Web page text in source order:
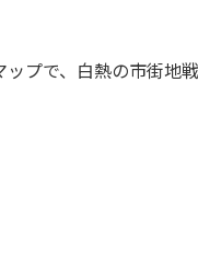
プで、白熱の市街地